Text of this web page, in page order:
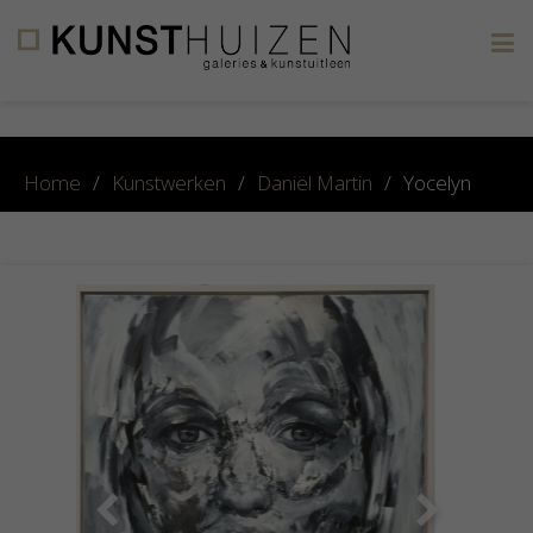
Home / Kunstwerken / Daniël Martin / Yocelyn